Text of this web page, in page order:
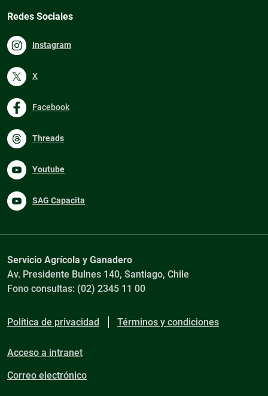
Redes Sociales
Instagram
X
Facebook
Threads
Youtube
SAG Capacita
Servicio Agrícola y Ganadero
Av. Presidente Bulnes 140, Santiago, Chile
Fono consultas: (02) 2345 11 00
Política de privacidad Términos y condiciones
Acceso a intranet
Correo electrónico